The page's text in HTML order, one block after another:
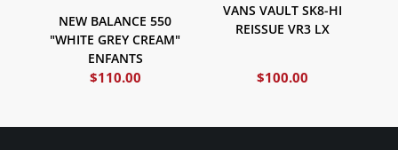
NEW BALANCE 550
"WHITE GREY CREAM"
ENFANTS
$110.00
VANS VAULT SK8-HI
REISSUE VR3 LX
$100.00